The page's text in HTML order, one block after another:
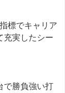
標でキャリア
充実したシー
で勝負強い打